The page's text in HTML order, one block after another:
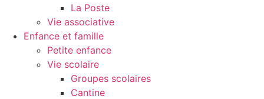
La Poste
Vie associative
Enfance et famille
Petite enfance
Vie scolaire
Groupes scolaires
Cantine